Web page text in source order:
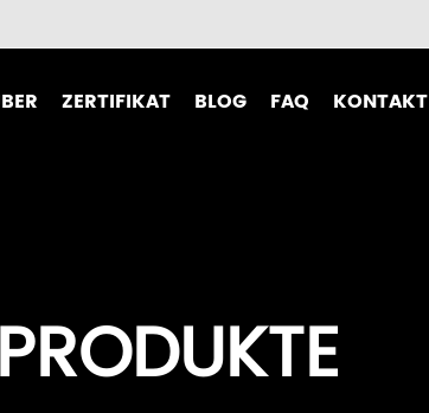
Produktionslinie
ZERTIFIKAT BLOG FAQ KONTAKT
PRODUKTE